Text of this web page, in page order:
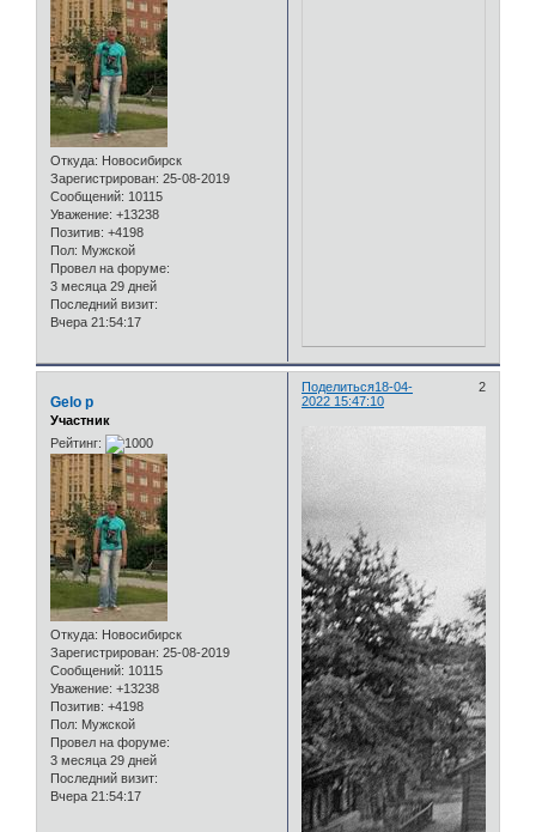
Откуда: Новосибирск
Зарегистрирован: 25-08-2019
Сообщений: 10115
Уважение: +13238
Позитив: +4198
Пол: Мужской
Провел на форуме:
3 месяца 29 дней
Последний визит:
Вчера 21:54:17
Поделиться 2
18-04-
2022 15:47:10
Gelo p
Участник
Рейтинг:
Откуда: Новосибирск
Зарегистрирован: 25-08-2019
Сообщений: 10115
Уважение: +13238
Позитив: +4198
Пол: Мужской
Провел на форуме:
3 месяца 29 дней
Последний визит:
Вчера 21:54:17